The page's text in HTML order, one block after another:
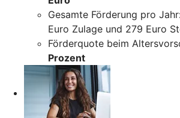
Gesamte Förderung pro
Euro Zulage und 279 Euro
Förderquote beim
Prozent